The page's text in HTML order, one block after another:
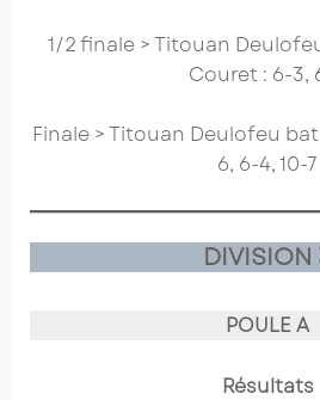
1/2 finale > Titouan
Couret : 6-3,
Finale > Titouan Deulofeu
6, 6-4, 10-7
DIVISION
POULE A
Résultats